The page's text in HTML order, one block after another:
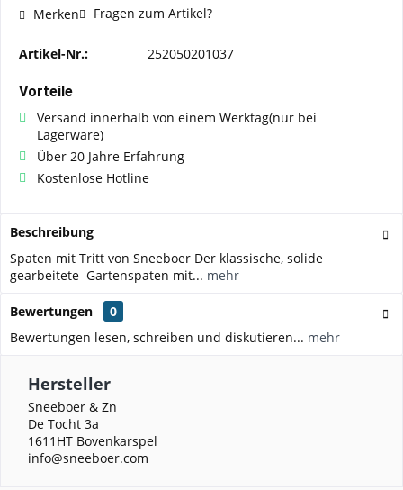
Merken Fragen zum Artikel?
Artikel-Nr.: 252050201037
Vorteile
Versand innerhalb von einem Werktag(nur bei
Lagerware)
Über 20 Jahre Erfahrung
Kostenlose Hotline
Beschreibung
Spaten mit Tritt von Sneeboer Der klassische, solide
gearbeitete Gartenspaten mit... mehr
Bewertungen
0
Bewertungen lesen, schreiben und diskutieren... mehr
Hersteller
Sneeboer & Zn
De Tocht 3a
1611HT Bovenkarspel
info@sneeboer.com